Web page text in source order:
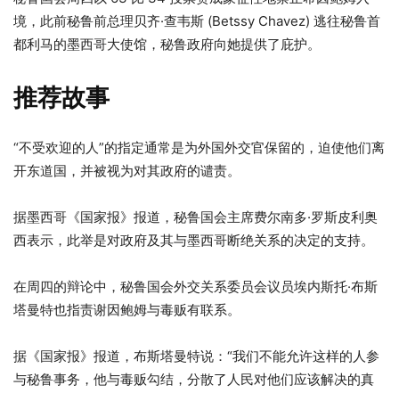
境，此前秘鲁前总理贝齐·查韦斯 (Betssy Chavez) 逃往秘鲁首
都利马的墨西哥大使馆，秘鲁政府向她提供了庇护。
推荐故事
4
项
单
列
表
尾
“不受欢迎的人”的指定通常是为外国外交官保留的，迫使他们离
开东道国，并被视为对其政府的谴责。
据墨西哥《国家报》报道，秘鲁国会主席费尔南多·罗斯皮利奥
西表示，此举是对政府及其与墨西哥断绝关系的决定的支持。
在周四的辩论中，秘鲁国会外交关系委员会议员埃内斯托·布斯
塔曼特也指责谢因鲍姆与毒贩有联系。
据《国家报》报道，布斯塔曼特说：“我们不能允许这样的人参
与秘鲁事务，他与毒贩勾结，分散了人民对他们应该解决的真